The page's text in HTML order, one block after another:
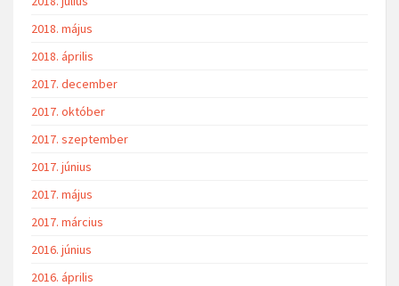
2018. május
2018. április
2017. december
2017. október
2017. szeptember
2017. június
2017. május
2017. március
2016. június
2016. április